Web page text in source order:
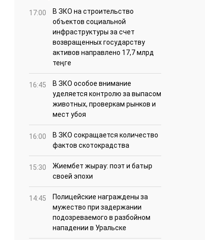
17:00
В ЗКО на строительство
объектов социальной
инфраструктуры за счет
возвращенных государству
активов направлено 17,7 млрд
теңге
16:45
В ЗКО особое внимание
уделяется контролю за выпасом
животных, проверкам рынков и
мест убоя
16:00
В ЗКО сокращается количество
фактов скотокрадства
15:30
Жиембет жырау: поэт и батыр
своей эпохи
14:45
Полицейские награждены за
мужество при задержании
подозреваемого в разбойном
нападении в Уральске